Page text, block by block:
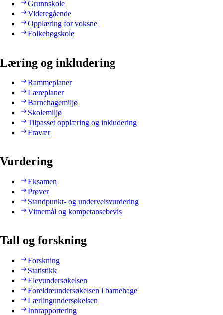
Grunnskole
Videregående
Opplæring for voksne
Folkehøgskole
Læring og inkludering
Rammeplaner
Læreplaner
Barnehagemiljø
Skolemiljø
Tilpasset opplæring og inkludering
Fravær
Vurdering
Eksamen
Prøver
Standpunkt- og underveisvurdering
Vitnemål og kompetansebevis
Tall og forskning
Forskning
Statistikk
Elevundersøkelsen
Foreldreundersøkelsen i barnehage
Lærlingundersøkelsen
Innrapportering